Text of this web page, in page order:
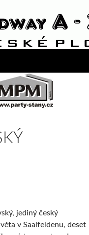
jediný český
v Saalfeldenu, deset